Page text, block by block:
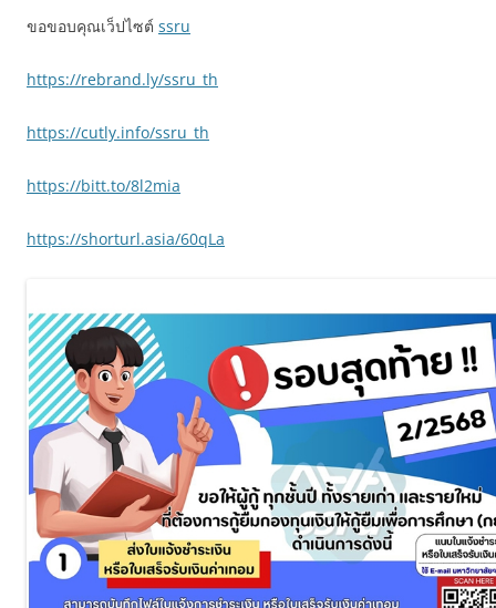
ขอขอบคุณเว็ปไซต์ ssru
https://rebrand.ly/ssru_th
https://cutly.info/ssru_th
https://bitt.to/8l2mia
https://shorturl.asia/60qLa